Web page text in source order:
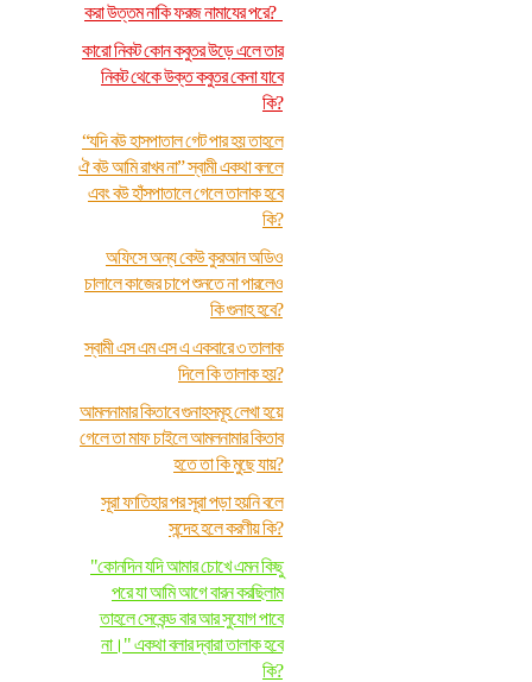
করা উত্তম নাকি ফরজ নামাযের পরে?
কারো নিকট কোন কবুতর উড়ে এলে তার
নিকট থেকে উক্ত কবুতর কেনা যাবে
কি?
“যদি বউ হাসপাতাল গেট পার হয় তাহলে
ঐ বউ আমি রাখব না” স্বামী একথা বললে
এবং বউ হাঁসপাতালে গেলে তালাক হবে
কি?
অফিসে অন্য কেউ কুরআন অডিও
চালালে কাজের চাপে শুনতে না পারলেও
কি গুনাহ হবে?
স্বামী এস এম এস এ একবারে ৩ তালাক
দিলে কি তালাক হয়?
আমলনামার কিতাবে গুনাহসমূহ লেখা হয়ে
গেলে তা মাফ চাইলে আমলনামার কিতাব
হতে তা কি মুছে যায়?
সূরা ফাতিহার পর সূরা পড়া হয়নি বলে
সন্দেহ হলে করণীয় কি?
"কোনদিন যদি আমার চোখে এমন কিছু
পরে যা আমি আগে বারন করছিলাম
তাহলে সেকেন্ড বার আর সুযোগ পাবে
না।" একথা বলার দ্বারা তালাক হবে
কি?